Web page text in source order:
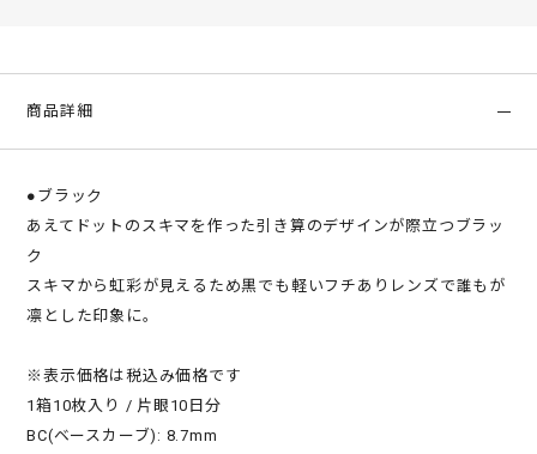
商品詳細
●ブラック
あえてドットのスキマを作った引き算のデザインが際立つブラッ
ク
スキマから虹彩が見えるため黒でも軽いフチありレンズで誰もが
凛とした印象に。
※表示価格は税込み価格です
1箱10枚入り / 片眼10日分
BC(ベースカーブ): 8.7mm